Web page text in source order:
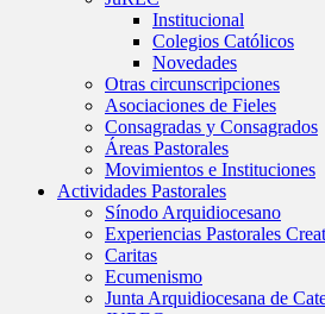
Institucional
Colegios Católicos
Novedades
Otras circunscripciones
Asociaciones de Fieles
Consagradas y Consagrados
Áreas Pastorales
Movimientos e Instituciones
Actividades Pastorales
Sínodo Arquidiocesano
Experiencias Pastorales
Caritas
Ecumenismo
Junta Arquidiocesana de